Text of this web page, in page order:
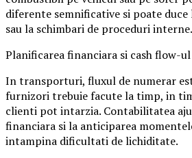
diferente semnificative si poate
sau la schimbari de proceduri interne.
Planificarea financiara si cash flow-ul
In transporturi, fluxul de numerar
furnizori trebuie facute la timp, in
clienti pot intarzia. Contabilitatea
financiara si la anticiparea
intampina dificultati de lichiditate.